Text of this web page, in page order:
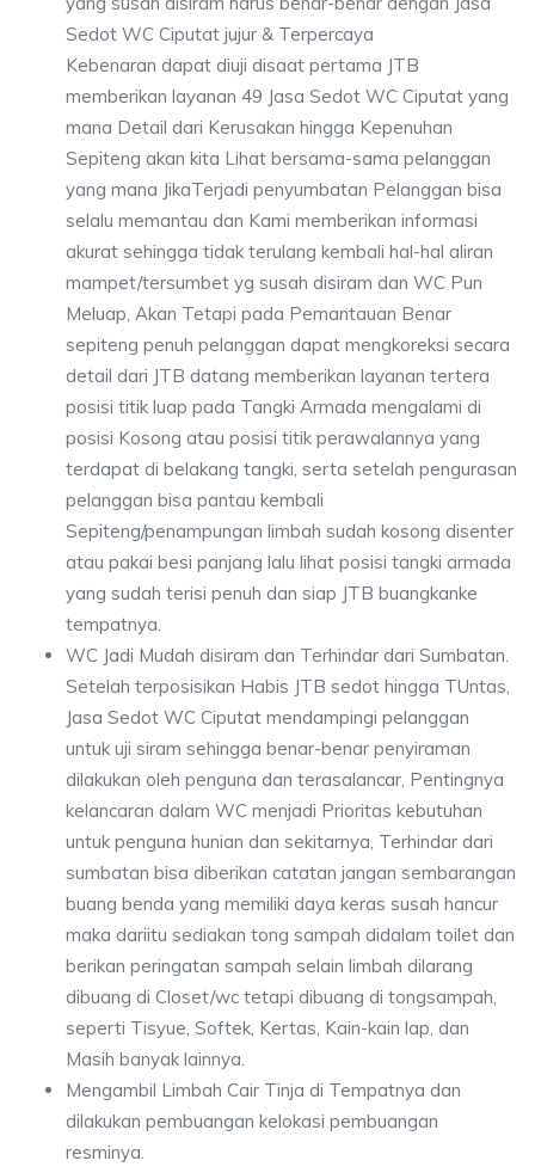
Sedot WC Ciputat jujur & Terpercaya
Kebenaran dapat diuji disaat pertama JTB
memberikan layanan 49 Jasa Sedot WC Ciputat yang
mana Detail dari Kerusakan hingga Kepenuhan
Sepiteng akan kita Lihat bersama-sama pelanggan
yang mana JikaTerjadi penyumbatan Pelanggan bisa
selalu memantau dan Kami memberikan informasi
akurat sehingga tidak terulang kembali hal-hal aliran
mampet/tersumbet yg susah disiram dan WC Pun
Meluap, Akan Tetapi pada Pemantauan Benar
sepiteng penuh pelanggan dapat mengkoreksi secara
detail dari JTB datang memberikan layanan tertera
posisi titik luap pada Tangki Armada mengalami di
posisi Kosong atau posisi titik perawalannya yang
terdapat di belakang tangki, serta setelah pengurasan
pelanggan bisa pantau kembali
Sepiteng/penampungan limbah sudah kosong disenter
atau pakai besi panjang lalu lihat posisi tangki armada
yang sudah terisi penuh dan siap JTB buangkanke
tempatnya.
WC Jadi Mudah disiram dan Terhindar dari Sumbatan.
Setelah terposisikan Habis JTB sedot hingga TUntas,
Jasa Sedot WC Ciputat mendampingi pelanggan
untuk uji siram sehingga benar-benar penyiraman
dilakukan oleh penguna dan terasalancar, Pentingnya
kelancaran dalam WC menjadi Prioritas kebutuhan
untuk penguna hunian dan sekitarnya, Terhindar dari
sumbatan bisa diberikan catatan jangan sembarangan
buang benda yang memiliki daya keras susah hancur
maka dariitu sediakan tong sampah didalam toilet dan
berikan peringatan sampah selain limbah dilarang
dibuang di Closet/wc tetapi dibuang di tongsampah,
seperti Tisyue, Softek, Kertas, Kain-kain lap, dan
Masih banyak lainnya.
Mengambil Limbah Cair Tinja di Tempatnya dan
dilakukan pembuangan kelokasi pembuangan
resminya.